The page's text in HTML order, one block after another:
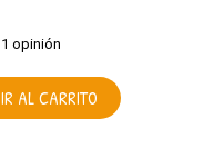
1 opinión
AL CARRITO